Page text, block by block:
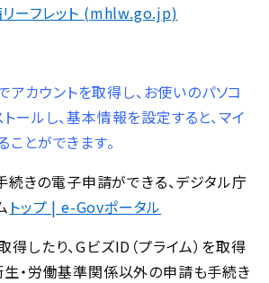
ーフレット (mhlw.go.jp)
アカウントを取得し、お使いのパソコ
ールし、基本情報を設定すると、マイ
とができます。
きの電子申請ができる、デジタル庁
トップ | e-Govポータル
したり、GビズID（プライム）を取得
生・労働基準関係以外の申請も手続き